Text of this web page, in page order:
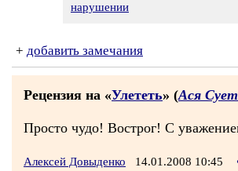
нарушении
+ добавить замечания
Рецензия на «Улететь» (Ася
Просто чудо! Вострог! С
Алексей Довыденко 14.01.2008 10:45